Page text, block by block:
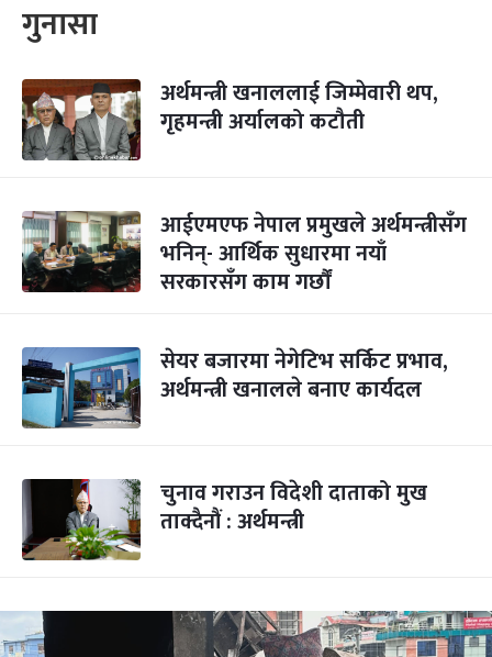
गुनासा
अर्थमन्त्री खनाललाई जिम्मेवारी थप,
गृहमन्त्री अर्यालको कटौती
आईएमएफ नेपाल प्रमुखले अर्थमन्त्रीसँग
भनिन्- आर्थिक सुधारमा नयाँ
सरकारसँग काम गर्छौं
सेयर बजारमा नेगेटिभ सर्किट प्रभाव,
अर्थमन्त्री खनालले बनाए कार्यदल
चुनाव गराउन विदेशी दाताको मुख
ताक्दैनौं : अर्थमन्त्री